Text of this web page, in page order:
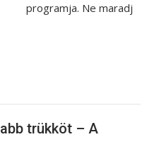
programja. Ne maradj
trükköt – A